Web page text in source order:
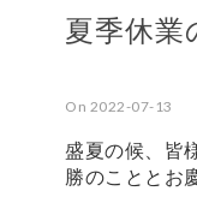
夏季休業
On 2022-07-13
盛夏の候、皆
勝のこととお